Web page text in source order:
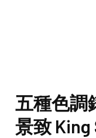
五種色調
景致 King